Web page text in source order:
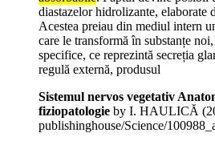
diastazelor hidrolizante, elaborate
Acestea preiau din mediul intern
care le transformă în substanțe
specifice, ce reprezintă secreția
regulă externă, produsul
Sistemul nervos vegetativ
fiziopatologie by I. HAULICĂ (
publishinghouse/Science/